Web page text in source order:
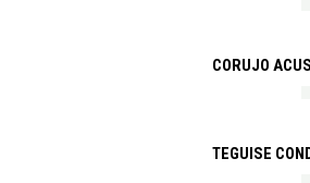
CORUJO
TEGUISE